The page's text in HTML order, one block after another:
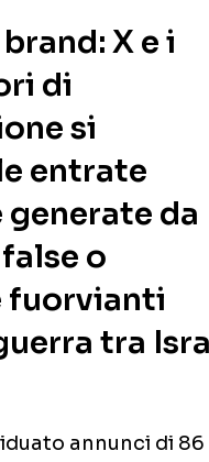
X e i
di
si
entrate
da
o
fuorvianti
tra
annunci di